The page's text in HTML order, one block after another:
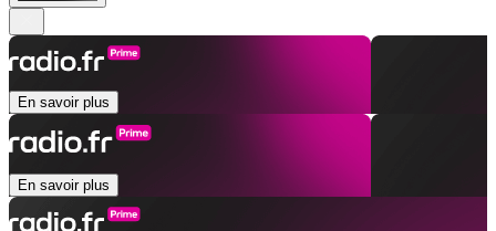
En savoir plus
En savoir plus